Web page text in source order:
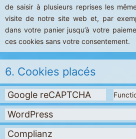
de saisir à plusieurs reprises les
visite de notre site web et, par
dans votre panier jusqu’à votre
ces cookies sans votre consentement.
6. Cookies placés
Google reCAPTCHA
WordPress
Complianz